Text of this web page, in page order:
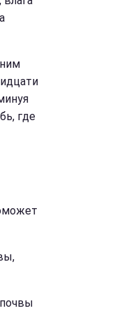
где